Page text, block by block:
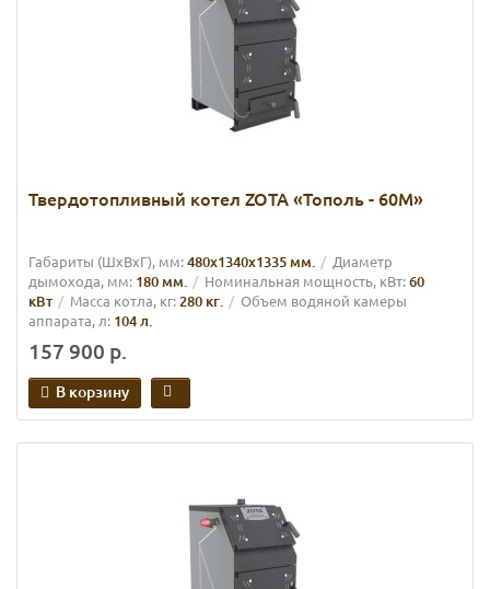
Твердотопливный котел ZOTA «Тополь - 60М»
Габариты (ШхВхГ), мм:480х1340х1335 мм.
Диаметр
дымохода, мм: 180 мм. Номинальная мощность, кВт:60
кВт
Масса котла, кг:280 кг.
Объем водяной камеры
аппарата, л: 104 л.
157 900 р.
В корзину